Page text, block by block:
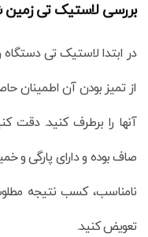
بررسی لاستیک تی
در ابتدا لاستیک تی دستگاه
از تمیز بودن آن اطمینان
آنها را برطرف کنید.
صاف بوده و دارای پارگی و
نامناسب، کسب نتیجه
تعویض کنید.